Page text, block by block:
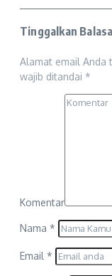
Tinggalkan
Alamat email Anda
wajib ditandai *
Komentar
Nama *
Email *